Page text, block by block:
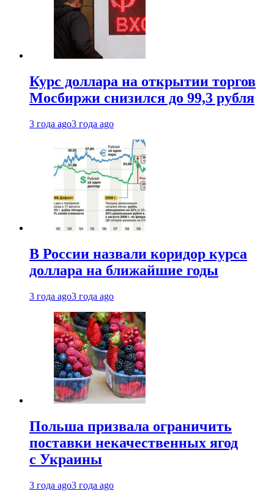
Курс доллара на открытии торгов
Мосбиржи снизился до 99,3 рубля
3 года ago3 года ago
В России назвали коридор курса
доллара на ближайшие годы
3 года ago3 года ago
Польша призвала ограничить
поставки некачественных ягод
с Украины
3 года ago3 года ago